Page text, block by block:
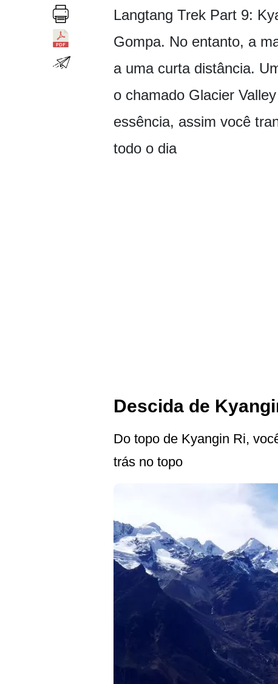
Langtang Trek Part 9:
Gompa. No entanto, a
a uma curta distância.
o chamado Glacier
essência, assim você
todo o dia
Descida de
Do topo de Kyangin Ri,
trás no topo